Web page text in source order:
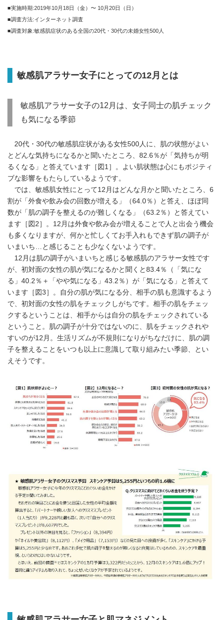
■実施時期:2019年10月18日（金）〜 10月20日（日）
■調査方法:インターネット調査
■調査対象:敏感肌症状のある全国の20代・30代の未婚女性500人
敏感肌アラサー女子にとっての12月とは
敏感肌アラサー女子の12月は、女子同士の肌チェック
も気になる季節
20代・30代の敏感肌症状がある女性500人に、肌の状態がよい
とどんな気持ちになるかと聞いたところ、82.6％が「気持ちが明
るくなる」と答えています［図1］。よい肌状態は心にもポジティ
ブな影響をもたらしているようです。
では、敏感肌女性にとって12月はどんな月かと聞いたところ、6
割が「外食や飲み会の回数が増える」（64.0％）と答え、ほぼ同
数が「肌の調子を整えるのが難しくなる」（63.2％）と答えてい
ます［図2］。12月は外食や飲み会が増えることで人と出会う機会
も多くなりますが、何かと忙しくてお手入れもできず肌の調子が
いまいち…と感じることも少なくないようです。
12月は肌の調子がいまいちと感じる敏感肌のアラサー女性です
が、初対面の女性の肌が気になるかと聞くと83.4％（「気にな
る」40.2％＋「やや気になる」43.2％）が「気になる」と答えて
います［図3］。自分の肌が気になる分、相手の肌も意識するよう
で、初対面の女性の肌をチェックしがちです。相手の肌をチェッ
クするということは、相手からは自分の肌をチェックされている
ということ。肌の調子が十分ではないのに、肌をチェックされや
すいのが12月。生活リズムが不規則になりがちなだけに、肌の調
子を整えることをいつも以上に意識して取り組みたい季節、とい
えそうです。